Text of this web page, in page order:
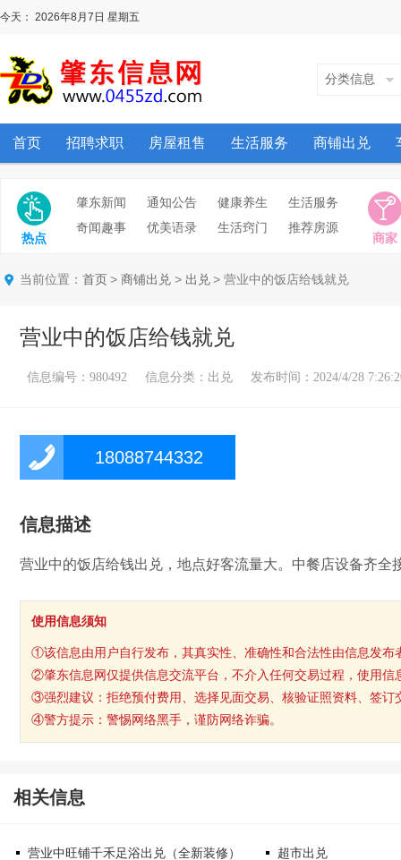
今天： 2026年8月7日 星期五
分类信息
首页 招聘求职 房屋租售 生活服务 商铺出兑
肇东新闻 通知公告 健康养生
生活服务
奇闻趣事
优美语录 生活窍门 推荐房源
热点 商家
当前位置： 首页 > 商铺出兑 > 出兑 > 营业中的饭店给钱就兑
营业中的饭店给钱就兑
信息编号：980492 信息分类：出兑 发布时间：2024/4/28
18088744332
信息描述
营业中的饭店给钱出兑，地点好客流量大。中餐店设备齐全
使用信息须知
①该信息由用户自行发布，其真实性、准确性和合法性由信息发布
②肇东信息网仅提供信息交流平台，不介入任何交易过程，使用信
③强烈建议：拒绝预付费用、选择见面交易、核验证照资料、签订
④警方提示：警惕网络黑手，谨防网络诈骗。
相关信息
营业中旺铺千禾足浴出兑（全新装修） 超市出兑